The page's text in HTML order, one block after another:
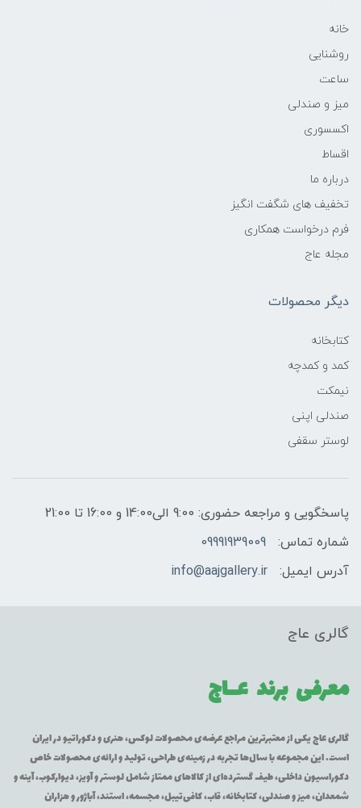
خانه
روشنایی
ساعت
میز و صندلی
اکسسوری
اقساط
درباره ما
تخفیف های شگفت انگیز
فرم درخواست همکاری
مجله عاج
دیگر محصولات
کتابخانه
کمد و کمدچه
نیمکت
صندلی اپنی
لوستر سقفی
پاسخگویی و مراجعه حضوری: 9:00 الی14:00 و 16:00 تا 21:00
شماره تماس:
09991939009
آدرس ایمیل:
info@aajgallery.ir
گالری عاج
معرفی برند عــاج
گالری عاج یکی از معتبرترین مراجع عرضه‌ی محصولات لوکس، هنری و دکوراتیو در ایران
است. این مجموعه با سال‌ها تجربه در زمینه‌ی طراحی، تولید و ارائه‌ی محصولات خاص
دکوراسیون داخلی، طیف گسترده‌ای از کالاهای ممتاز شامل لوستر و آویز، دیوارکوب، آینه و
شمعدان، میز و صندلی، کتابخانه، قاب، کافی‌تیبل، مجسمه، استند، آباژور و هزاران